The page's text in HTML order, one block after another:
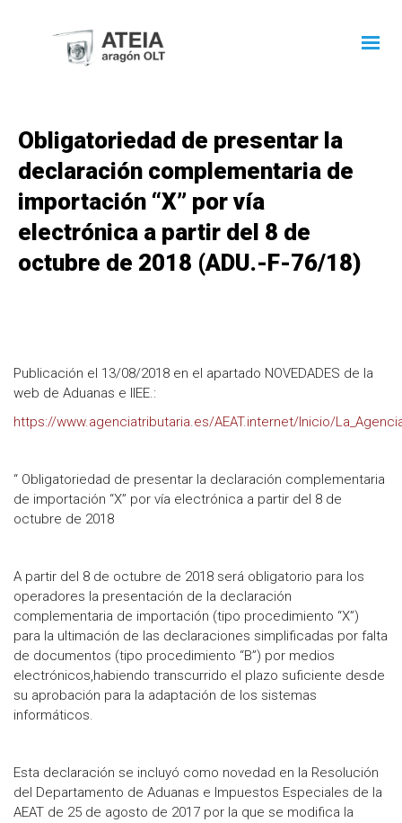
Obligatoriedad de presentar la
declaración complementaria de
importación “X” por vía
electrónica a partir del 8 de
octubre de 2018 (ADU.-F-76/18)
Publicación el 13/08/2018 en el apartado NOVEDADES de la
web de Aduanas e IIEE.:
https://www.agenciatributaria.es/AEAT.internet/Inicio/
“ Obligatoriedad de presentar la declaración complementaria
de importación “X” por vía electrónica a partir del 8 de
octubre de 2018
A partir del 8 de octubre de 2018 será obligatorio para los
operadores la presentación de la declaración
complementaria de importación (tipo procedimiento “X”)
para la ultimación de las declaraciones simplificadas por falta
de documentos (tipo procedimiento “B”) por medios
electrónicos,habiendo transcurrido el plazo suficiente desde
su aprobación para la adaptación de los sistemas
informáticos.
Esta declaración se incluyó como novedad en la Resolución
del Departamento de Aduanas e Impuestos Especiales de la
AEAT de 25 de agosto de 2017 por la que se modifica la